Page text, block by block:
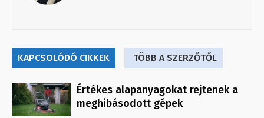
KAPCSOLÓDÓ CIKKEK TÖBB A SZERZŐTŐL
Értékes alapanyagokat rejtenek a
meghibásodott gépek